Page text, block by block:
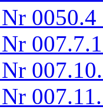
Nr
Nr
Nr
Nr